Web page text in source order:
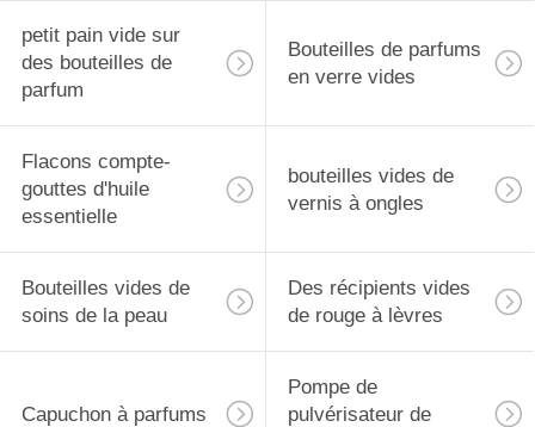
petit pain vide sur
des bouteilles de
parfum
Bouteilles de parfums
en verre vides
Flacons compte-
gouttes d'huile
essentielle
bouteilles vides de
vernis à ongles
Bouteilles vides de
soins de la peau
Des récipients vides
de rouge à lèvres
Capuchon à parfums
Pompe de
pulvérisateur de